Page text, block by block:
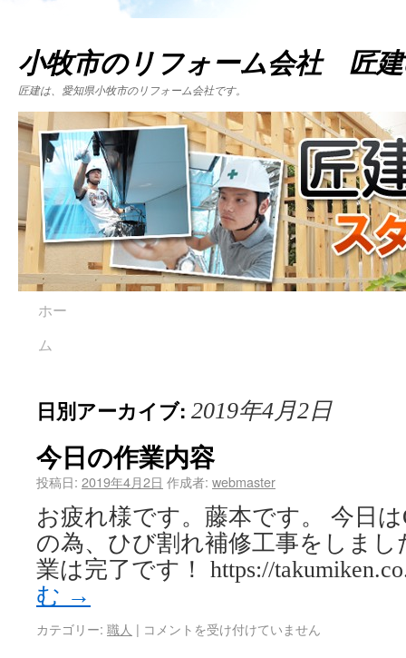
小牧市のリフォーム会社 匠
匠建は、愛知県小牧市のリフォーム会社です。
ホー
ム
日別アーカイブ: 2019年4月2日
今日の作業内容
投稿日: 2019年4月2日 作成者: webmaster
お疲れ様です。藤本です。 今日
の為、ひび割れ補修工事をし
業は完了です！ https://
む →
カテゴリー: 職人 | コメントを受け付けていません